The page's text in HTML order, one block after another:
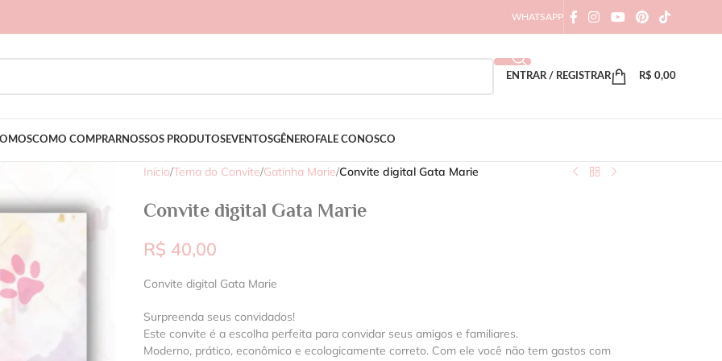
WHATSAPP
ENTRAR / REGISTRAR R$ 0,00
COMO COMPRARNOSSOS PRODUTOSEVENTOSGÊNERO FALE CONOSCO
Início/Tema do Convite/Gatinha Marie/Convite digital Gata Marie
Convite digital Gata Marie
R$ 40,00
Convite digital Gata Marie
Surpreenda seus convidados!
Este convite é a escolha perfeita para convidar seus amigos e familiares.
Moderno, prático, econômico e ecologicamente correto. Com ele você não tem gastos com